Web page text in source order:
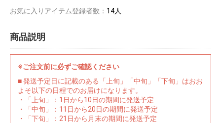
お気に入りアイテム登録者数： 14人
商品説明
※ご注文前に必ずご確認ください
■ 発送予定日に記載のある「上旬」「中旬」「下旬」はおお
よそ以下の日程でのお届けになります。
・「上旬」：1日から10日の期間に発送予定
・「中旬」：11日から20日の期間に発送予定
・「下旬」：21日から月末の期間に発送予定